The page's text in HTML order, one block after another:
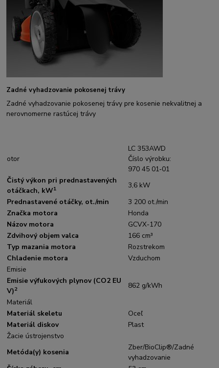
Zadné vyhadzovanie pokosenej trávy
Zadné vyhadzovanie pokosenej trávy pre kosenie nekvalitnej a
nerovnomerne rastúcej trávy
otor
LC 353AWD
Číslo výrobku:
970 45 01‑01
Čistý výkon pri prednastavených
otáčkach, kW1
3,6 kW
Prednastavené otáčky, ot./min
3 200 ot./min
Značka motora
Honda
Názov motora
GCVX-170
Zdvihový objem valca
166 cm³
Typ mazania motora
Rozstrekom
Chladenie motora
Vzduchom
Emisie
Emisie výfukových plynov (CO2 EU
V)2
862 g/kWh
Materiál
Materiál skeletu
Oceľ
Materiál diskov
Plast
Žacie ústrojenstvo
Metóda(y) kosenia
Zber/BioClip®/Zadné
vyhadzovanie